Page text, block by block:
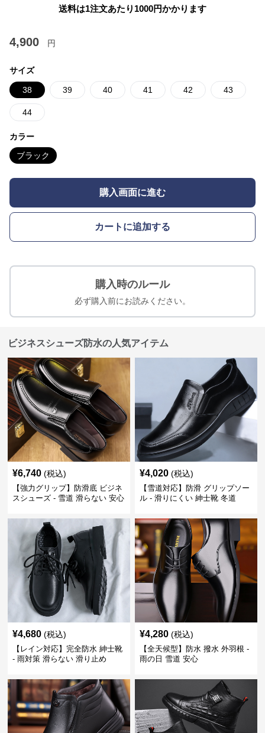
送料は1注文あたり 1000円かかります
4,900 円
サイズ
38 39 40 41 42 43
44
カラー
ブラック
購入画面に進む
カートに追加する
購入時のルール
必ず購入前にお読みください。
ビジネスシューズ防水の人気アイテム
¥6,740 (税込)
【強力グリップ】防滑底 ビジネ
スシューズ - 雪道 滑らない 安心
¥4,020 (税込)
【雪道対応】防滑 グリップソー
ル - 滑りにくい 紳士靴 冬道
¥4,680 (税込)
【レイン対応】完全防水 紳士靴
- 雨対策 滑らない 滑り止め
¥4,280 (税込)
【全天候型】防水 撥水 外羽根 -
雨の日 雪道 安心